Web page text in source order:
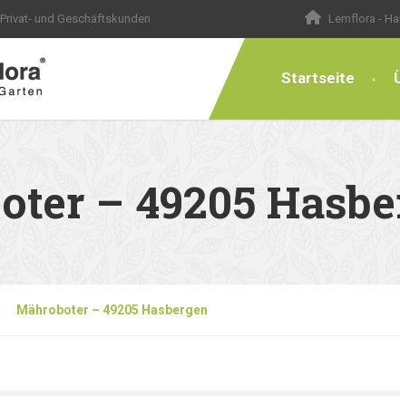
und Geschäftskunden Lemflora -
Startseite
– 49205
Mähroboter – 49205 Hasbergen